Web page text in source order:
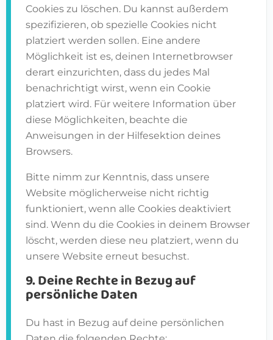
Cookies zu löschen. Du kannst außerdem
spezifizieren, ob spezielle Cookies nicht
platziert werden sollen. Eine andere
Möglichkeit ist es, deinen Internetbrowser
derart einzurichten, dass du jedes Mal
benachrichtigt wirst, wenn ein Cookie
platziert wird. Für weitere Information über
diese Möglichkeiten, beachte die
Anweisungen in der Hilfesektion deines
Browsers.
Bitte nimm zur Kenntnis, dass unsere
Website möglicherweise nicht richtig
funktioniert, wenn alle Cookies deaktiviert
sind. Wenn du die Cookies in deinem Browser
löscht, werden diese neu platziert, wenn du
unsere Website erneut besuchst.
9. Deine Rechte in Bezug auf
persönliche Daten
Du hast in Bezug auf deine persönlichen